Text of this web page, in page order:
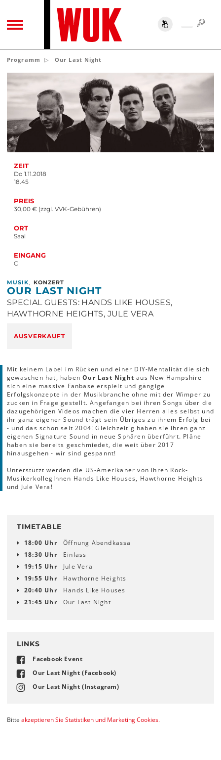
TOGGLE NAVIGATION SUCHE
Programm Our Last Night
ZEIT
Do 1.11.2018
18.45
PREIS
30,00 € (zzgl. VVK-Gebühren)
ORT
Saal
EINGANG
C
MUSIK , KONZERT
OUR LAST NIGHT
SPECIAL GUESTS: HANDS LIKE HOUSES,
HAWTHORNE HEIGHTS, JULE VERA
AUSVERKAUFT
Mit keinem Label im Rücken und einer DIY-Mentalität die sich
gewaschen hat, habenOur Last Night aus New Hampshire
sich eine massive Fanbase erspielt und gängige
Erfolgskonzepte in der Musikbranche ohne mit der Wimper zu
zucken in Frage gestellt. Angefangen bei ihren Songs über die
dazugehörigen Videos machen die vier Herren alles selbst und
ihr ganz eigener Sound trägt sein Übriges zu ihrem Erfolg bei
- und das schon seit 2004! Gleichzeitig haben sie ihren ganz
eigenen Signature Sound in neue Sphären überführt. Pläne
haben sie bereits geschmiedet, die weit über 2017
hinausgehen - wir sind gespannt!
Unterstützt werden die US-Amerikaner von ihren Rock-
MusikerkollegInnen Hands Like Houses, Hawthorne Heights
und Jule Vera!
TIMETABLE
18:00 Uhr
Öffnung Abendkassa
18:30 Uhr
Einlass
19:15 Uhr
Jule Vera
19:55 Uhr
Hawthorne Heights
20:40 Uhr
Hands Like Houses
21:45 Uhr
Our Last Night
LINKS
Facebook Event
Our Last Night (Facebook)
Our Last Night (Instagram)
Bitte akzeptieren Sie Statistiken und Marketing Cookies.